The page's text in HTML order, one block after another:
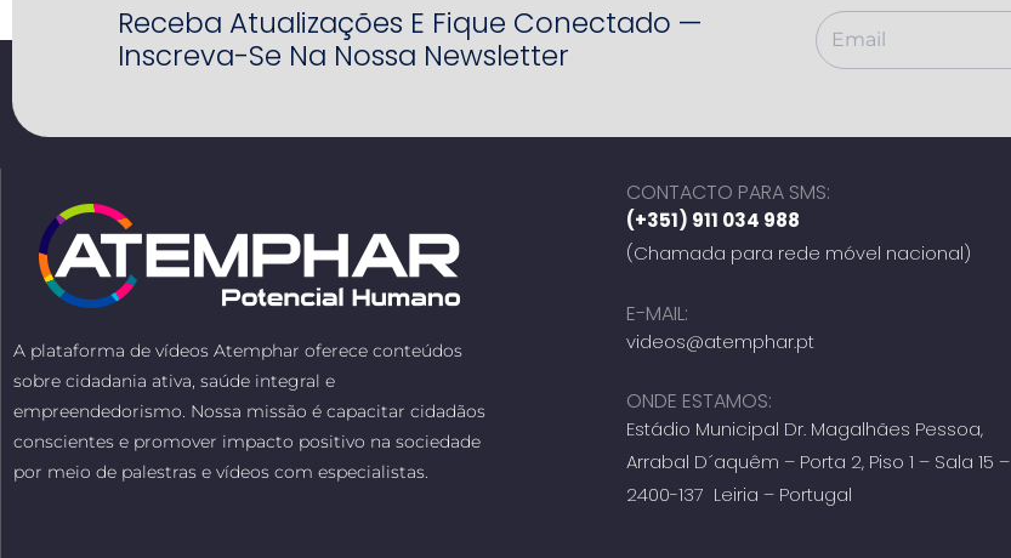
Receba Atualizações E Fique Conectado —
Inscreva-Se Na Nossa Newsletter
A plataforma de vídeos Atemphar oferece conteúdos
sobre cidadania ativa, saúde integral e
empreendedorismo. Nossa missão é capacitar cidadãos
conscientes e promover impacto positivo na sociedade
por meio de palestras e vídeos com especialistas.
CONTACTO PARA SMS:
(+351) 911 034 988
(Chamada para rede móvel nacional)
E-MAIL:
videos@atemphar.pt
ONDE ESTAMOS:
Estádio Municipal Dr. Magalhães Pessoa,
Arrabal D´aquêm – Porta 2, Piso 1 – Sala 15 –
2400-137 Leiria – Portugal